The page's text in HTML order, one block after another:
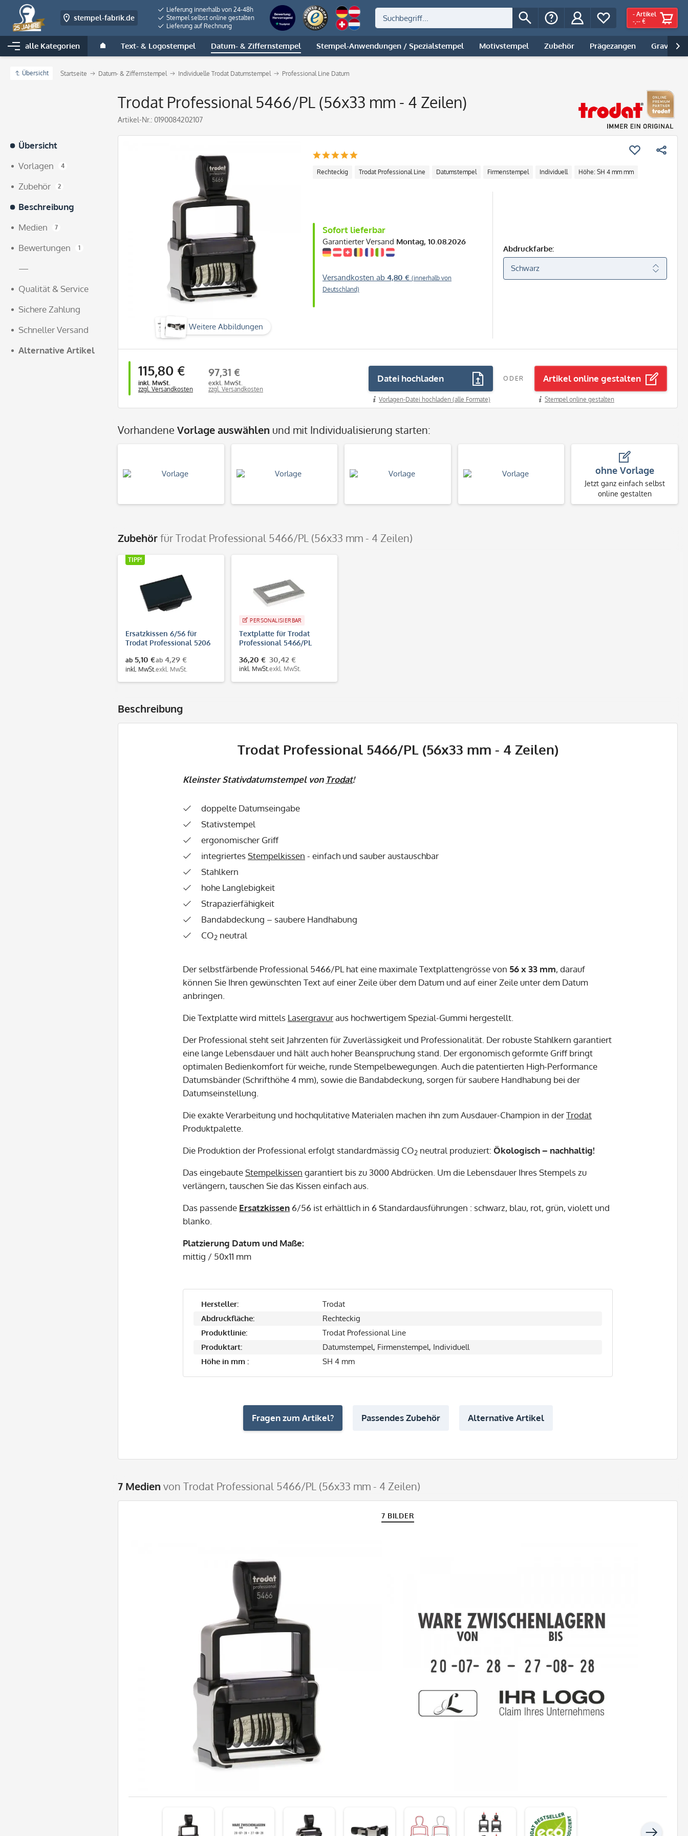
stempel-fabrik.de
Lieferung innerhalb von 24-48h
Stempel selbst online gestalten
Lieferung auf Rechnung
- Artikel
-,-- €
alle Kategorien Text- & Logostempel Datum- & Ziffernstempel Stempel-Anwendungen / Spezialstempel Motivstempel Zubehör Prägezangen Gravur |

Übersicht Startseite Datum- & Ziffernstempel Individuelle Trodat Datumstempel Professional Line Datum
Trodat Professional 5466/PL (56x33 mm - 4 Zeilen)
Artikel-Nr.: 0190084202107
Übersicht
Vorlagen
4
Zubehör 2
Beschreibung
Medien
7
Bewertungen 1
—
Qualität & Service
Sichere Zahlung
Schneller Versand
Alternative Artikel
Weitere Abbildungen
Rechteckig Trodat Professional Line Datumstempel Firmenstempel Individuell Höhe: SH 4 mm mm
Sofort lieferbar
Garantierter Versand Montag, 10.08.2026
Versandkosten ab 4,80 € (innerhalb von
Deutschland)
Abdruckfarbe:
115,80 €
inkl. MwSt.
zzgl. Versandkosten
97,31 €
exkl. MwSt.
zzgl. Versandkosten
Datei hochladen
Vorlagen-Datei hochladen (alle Formate)
ODER Artikel online gestalten
Stempel online gestalten
Vorhandene Vorlage auswählen und mit Individualisierung starten:
ohne Vorlage
Jetzt ganz einfach selbst
online gestalten
Zubehörfür Trodat Professional 5466/PL (56x33 mm - 4 Zeilen)
TIPP!
Ersatzkissen 6/56 für
Trodat Professional 5206
ab 5,10 €
inkl. MwSt.
ab 4,29 €
exkl. MwSt.
PERSONALISIERBAR
Textplatte für Trodat
Professional 5466/PL
36,20 €
inkl. MwSt.
30,42 €
exkl. MwSt.
Beschreibung
Trodat Professional 5466/PL (56x33 mm - 4 Zeilen)
Kleinster Stativdatumstempel von Trodat!
doppelte Datumseingabe
Stativstempel
ergonomischer Griff
integriertesStempelkissen - einfach und sauber austauschbar
Stahlkern
hohe Langlebigkeit
Strapazierfähigkeit
Bandabdeckung – saubere Handhabung
CO2 neutral
Der selbstfärbende Professional 5466/PL hat eine maximale Textplattengrösse von 56 x 33 mm, darauf
können Sie Ihren gewünschten Text auf einer Zeile über dem Datum und auf einer Zeile unter dem Datum
anbringen.
Die Textplatte wird mittels Lasergravuraus hochwertigem Spezial-Gummi hergestellt.
Der Professional steht seit Jahrzenten für Zuverlässigkeit und Professionalität. Der robuste Stahlkern garantiert
eine lange Lebensdauer und hält auch hoher Beanspruchung stand. Der ergonomisch geformte Griff bringt
optimalen Bedienkomfort für weiche, runde Stempelbewegungen. Auch die patentierten High-Performance
Datumsbänder (Schrifthöhe 4 mm), sowie die Bandabdeckung, sorgen für saubere Handhabung bei der
Datumseinstellung.
Die exakte Verarbeitung und hochqulitative Materialen machen ihn zum Ausdauer-Champion in derTrodat
Produktpalette.
Die Produktion der Professional erfolgt standardmässig CO2 neutral produziert: Ökologisch – nachhaltig!
Das eingebauteStempelkissen garantiert bis zu 3000 Abdrücken. Um die Lebensdauer Ihres Stempels zu
verlängern, tauschen Sie das Kissen einfach aus.
Das passende Ersatzkissen 6/56 ist erhältlich in 6 Standardausführungen : schwarz, blau, rot, grün, violett und
blanko.
Platzierung Datum und Maße:
mittig / 50x11 mm
Hersteller:
Trodat
Abdruckfläche:
Rechteckig
Produktlinie:
Trodat Professional Line
Produktart:
Datumstempel, Firmenstempel, Individuell
Höhe in mm :
SH 4 mm
Fragen zum Artikel? Passendes Zubehör Alternative Artikel
7 Medien von Trodat Professional 5466/PL (56x33 mm - 4 Zeilen)
7 BILDER